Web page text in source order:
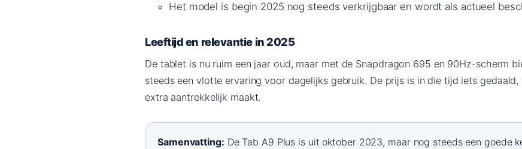
Het model is begin 2025 nog steeds verkrijgbaar en wordt als actueel
Leeftijd en relevantie in 2025
De tablet is nu ruim een jaar oud, maar met de Snapdragon 695 en 90Hz-scherm
steeds een vlotte ervaring voor dagelijks gebruik. De prijs is in die tijd iets gedaald,
extra aantrekkelijk maakt.
Samenvatting: De Tab A9 Plus is uit oktober 2023, maar nog steeds een goede